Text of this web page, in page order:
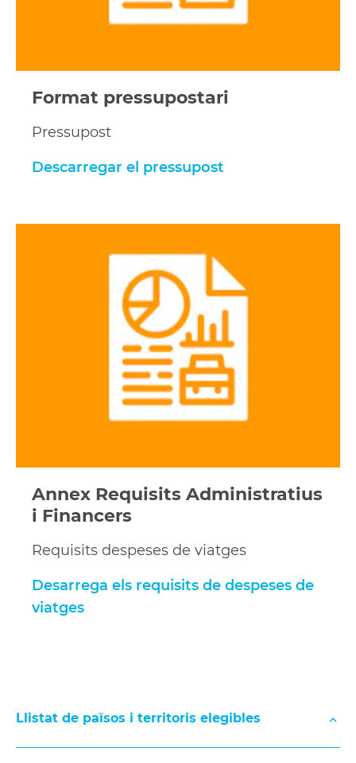
Format pressupostari
Pressupost
Descarregar el pressupost
Annex Requisits Administratius
i Financers
Requisits despeses de viatges
Desarrega els requisits de despeses de
viatges
Llistat de països i territoris elegibles